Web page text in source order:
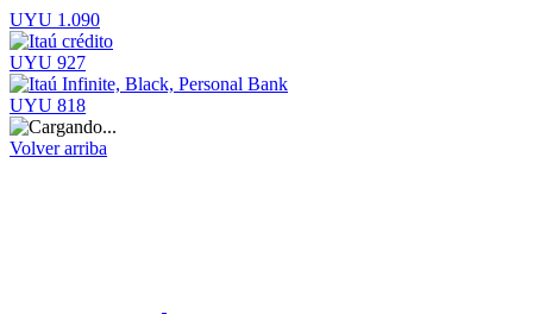
UYU 1.090
UYU 927
UYU 818
Volver arriba